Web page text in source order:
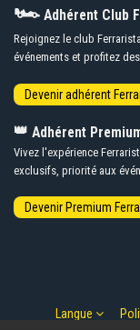
🏎️ Adhérent Club
Rejoignez le club
événements et profitez
👑 Adhérent
Vivez l'expérience
exclusifs, priorité aux
Langue